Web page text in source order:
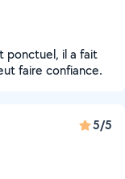
ponctuel, il a fait
faire confiance.
5/5